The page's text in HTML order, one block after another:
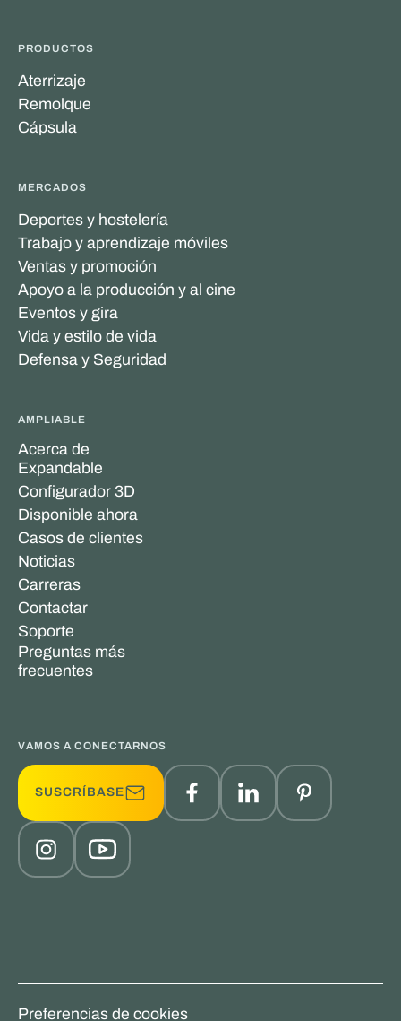
PRODUCTOS
Aterrizaje
Remolque
Cápsula
MERCADOS
Deportes y hostelería
Trabajo y aprendizaje móviles
Ventas y promoción
Apoyo a la producción y al cine
Eventos y gira
Vida y estilo de vida
Defensa y Seguridad
AMPLIABLE
Acerca de
Expandable
Configurador 3D
Disponible ahora
Casos de clientes
Noticias
Carreras
Contactar
Soporte
Preguntas más
frecuentes
VAMOS A CONECTARNOS
SUSCRÍBASE
Preferencias de cookies